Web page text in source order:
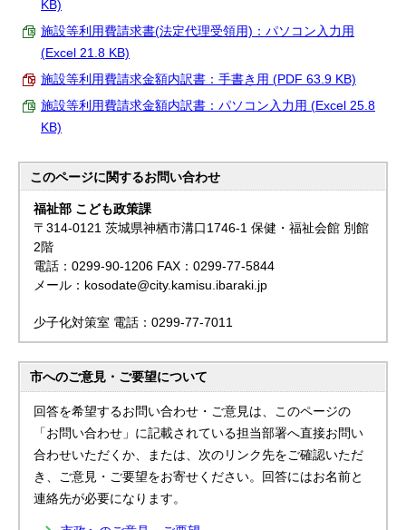
KB)
施設等利用費請求書(法定代理受領用)：パソコン入力用
(Excel 21.8 KB)
施設等利用費請求金額内訳書：手書き用 (PDF 63.9 KB)
施設等利用費請求金額内訳書：パソコン入力用 (Excel 25.8
KB)
このページに関するお問い合わせ
福祉部 こども政策課
〒314-0121 茨城県神栖市溝口1746-1 保健・福祉会館 別館
2階
電話：0299-90-1206 FAX：0299-77-5844
メール：kosodate@city.kamisu.ibaraki.jp
少子化対策室 電話：0299-77-7011
市へのご意見・ご要望について
回答を希望するお問い合わせ・ご意見は、このページの
「お問い合わせ」に記載されている担当部署へ直接お問い
合わせいただくか、または、次のリンク先をご確認いただ
き、ご意見・ご要望をお寄せください。回答にはお名前と
連絡先が必要になります。